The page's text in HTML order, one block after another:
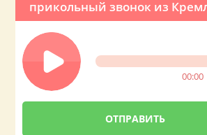
прикольный звонок из
00:00